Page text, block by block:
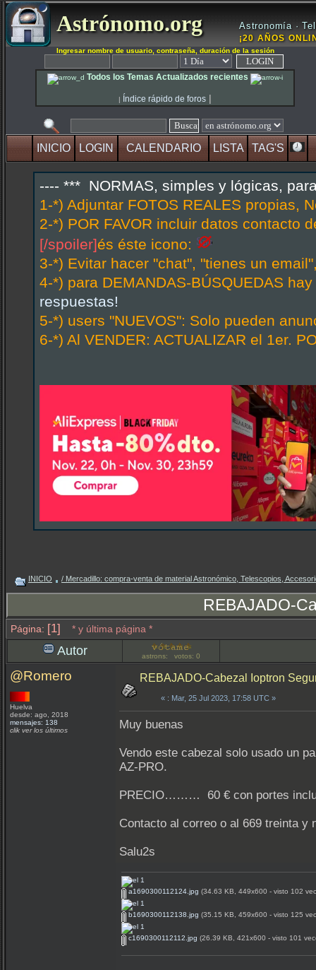
Astrónomo.org Astronomía ·
¡20 AÑOS
Ingresar nombre de usuario, contraseña, duración de la sesión
Todos los Temas Actualizados recientes
| Índice rápido de foros |
INICIO LOGIN CALENDARIO LISTA TAG'S
---- *** NORMAS, simples y lógicas,
1-*) Adjuntar FOTOS REALES propias,
2-*) POR FAVOR incluir datos contacto
[/spoiler]és éste icono:
3-*) Evitar hacer "chat", "tienes un
4-*) para DEMANDAS-BÚSQUEDAS
respuestas!
5-*) users "NUEVOS": Solo pueden
6-*) Al VENDER: ACTUALIZAR el 1er.
INICIO / Mercadillo: compra-venta de material Astronómico, Telescopios,
REBAJADO-
Página: [1] * y última página *
Autor astrons: votos: 0
@Romero
Huelva
desde: ago, 2018
mensajes: 138
clik ver los últimos
REBAJADO-Cabezal Ioptron
« : Mar, 25 Jul 2023, 17:58 UTC »
Muy buenas
Vendo este cabezal solo usado un
AZ-PRO.
PRECIO……… 60 € con portes
Contacto al correo o al 669 treinta y
Salu2s
a1690300112124.jpg (34.63 KB, 449x600 - visto 102
b1690300112138.jpg (35.15 KB, 459x600 - visto 125
c1690300112112.jpg (26.39 KB, 421x600 - visto 101